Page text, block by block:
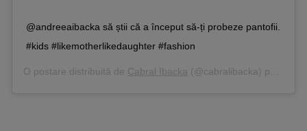
@andreeaibacka să știi că a început să-ți probeze pantofii.
#kids #likemotherlikedaughter #fashion
O postare distribuită de Cabral Ibacka (@cabralibacka) pe